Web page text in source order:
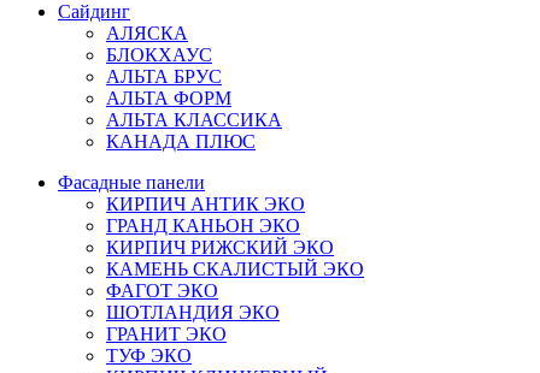
Сайдинг
АЛЯСКА
БЛОКХАУС
АЛЬТА БРУС
АЛЬТА ФОРМ
АЛЬТА КЛАССИКА
КАНАДА ПЛЮС
Фасадные панели
КИРПИЧ АНТИК ЭКО
ГРАНД КАНЬОН ЭКО
КИРПИЧ РИЖСКИЙ ЭКО
КАМЕНЬ СКАЛИСТЫЙ ЭКО
ФАГОТ ЭКО
ШОТЛАНДИЯ ЭКО
ГРАНИТ ЭКО
ТУФ ЭКО